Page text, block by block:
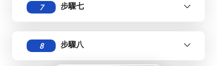
7 步驟七
8 步驟八